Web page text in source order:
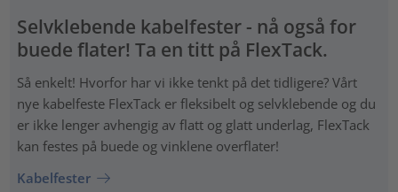
Selvklebende kabelfester - nå også for
buede flater! Ta en titt på FlexTack.
Så enkelt! Hvorfor har vi ikke tenkt på det tidligere? Vårt
nye kabelfeste FlexTack er fleksibelt og selvklebende og du
er ikke lenger avhengig av flatt og glatt underlag, FlexTack
kan festes på buede og vinklene overflater!
Kabelfester